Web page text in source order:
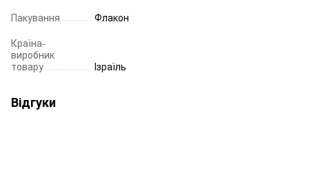
Пакування
Флакон
Країна-
виробник
товару
Ізраїль
Відгуки